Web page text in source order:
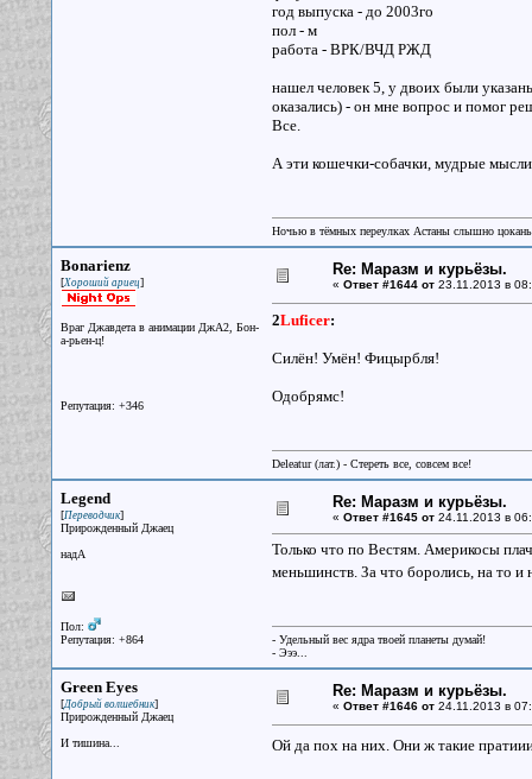
год выпуска - до 2003го
пол - м
работа - ВРК/ВЧД РЖД
нашел человек 5, у двоих были
оказались) - он мне вопрос и помог
Все.
А эти кошечки-собачки, мудрые
Ночью в тёмных переулках Астаны слышно
Bonarienz
[Хороший ариец]
Враг Джавдета в анимации ДжА2, Бон-
а-рьен-ц!
Репутация: +346
Re: Маразм и курьёзы.
« Ответ #1644 от23.11.2013 в
2Luficer:
Силён! Умён! Фицырбля!
Одобрямс!
Deleatur (лат.) - Стереть все, совсем все!
Legend
[Переводчик]
Прирожденный Джаец
надА
Пол:
Репутация: +864
Re: Маразм и курьёзы.
« Ответ #1645 от24.11.2013 в
Только что по Вестям. Америкосы
меньшинств. За что боролись, на то
- Удельный вес ядра твоей планеты думай!
- Эээ...
Green Eyes
[Добрый волшебник]
Прирожденный Джаец
И тишина...
Re: Маразм и курьёзы.
« Ответ #1646 от24.11.2013 в
Ой да пох на них. Они ж такие